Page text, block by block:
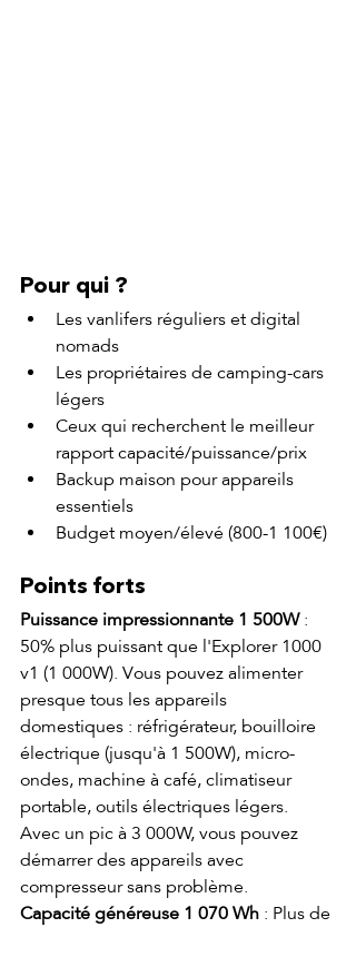
Pour qui ?
Les vanlifers réguliers et digital
nomads
Les propriétaires de camping-cars
légers
Ceux qui recherchent le meilleur
rapport capacité/puissance/prix
Backup maison pour appareils
essentiels
Budget moyen/élevé (800-1 100€)
Points forts
Puissance impressionnante 1 500W :
50% plus puissant que l'Explorer 1000
v1 (1 000W). Vous pouvez alimenter
presque tous les appareils
domestiques : réfrigérateur, bouilloire
électrique (jusqu'à 1 500W), micro-
ondes, machine à café, climatiseur
portable, outils électriques légers.
Avec un pic à 3 000W, vous pouvez
démarrer des appareils avec
compresseur sans problème.
Capacité généreuse 1 070 Wh : Plus de